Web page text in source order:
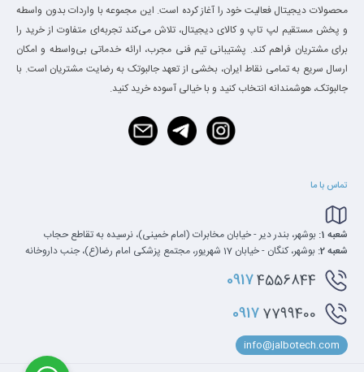
محصولات دیجیتال فعالیت خود را آغاز کرده است. این مجموعه با واردات بدون واسطه
و پخش مستقیم لپ تاپ و کالای دیجیتال، تلاش می‌کند تجربه‌ای متفاوت از خرید را
برای مشتریان فراهم کند. پشتیبانی تیم فنی مجرب، ارائه خدماتی بی‌واسطه و امکان
ارسال سریع به تمامی نقاط ایران، بخشی از تعهد جالبوتک به رضایت مشتریان است. با
جالبوتک، هوشمندانه انتخاب کنید و با خیالی آسوده خرید کنید.
تماس با ما
شعبه 1:
بوشهر، بندر دیر - خیابان مخابرات (امام خمینی)، نرسیده به تقاطع حجاب
شعبه 2:
بوشهر، کنگان - خیابان 17 شهریور، مجتمع پزشکی امام رضا(ع)، جنب داروخانه
09174556844
09177799400
info@jalbotech.com